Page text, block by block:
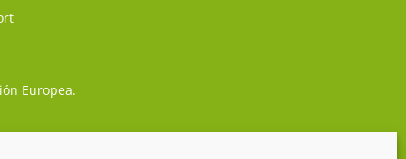
Europea.